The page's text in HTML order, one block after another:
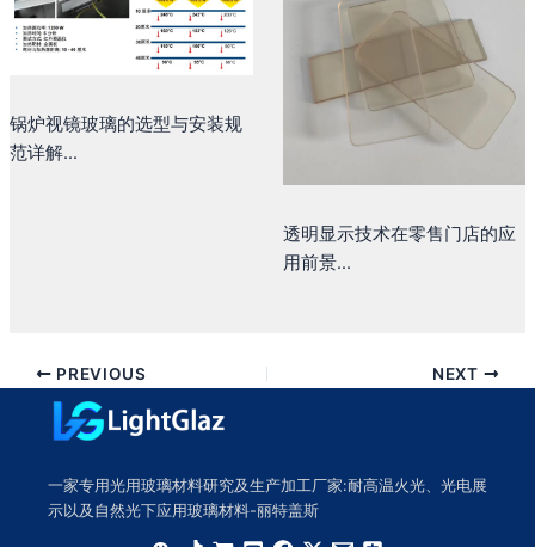
锅炉视镜玻璃的选型与安装规
范详解...
透明显示技术在零售门店的应
用前景...
PREVIOUS NEXT
一家专用光用玻璃材料研究及生产加工厂家:耐高温火光、光电展
示以及自然光下应用玻璃材料-丽特盖斯